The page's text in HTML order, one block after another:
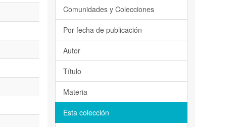
Comunidades y Colecciones
Por fecha de publicación
Autor
Título
Materia
Esta colección